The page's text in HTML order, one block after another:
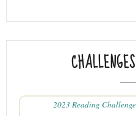
2023 Reading Challenge